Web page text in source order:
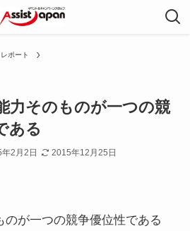
ポート
力そのものが一つの競
ある
2月2日 2015年12月25日